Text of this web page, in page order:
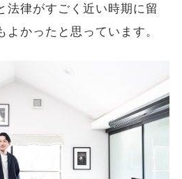
法律がすごく近い時期に留
かったと思っています。